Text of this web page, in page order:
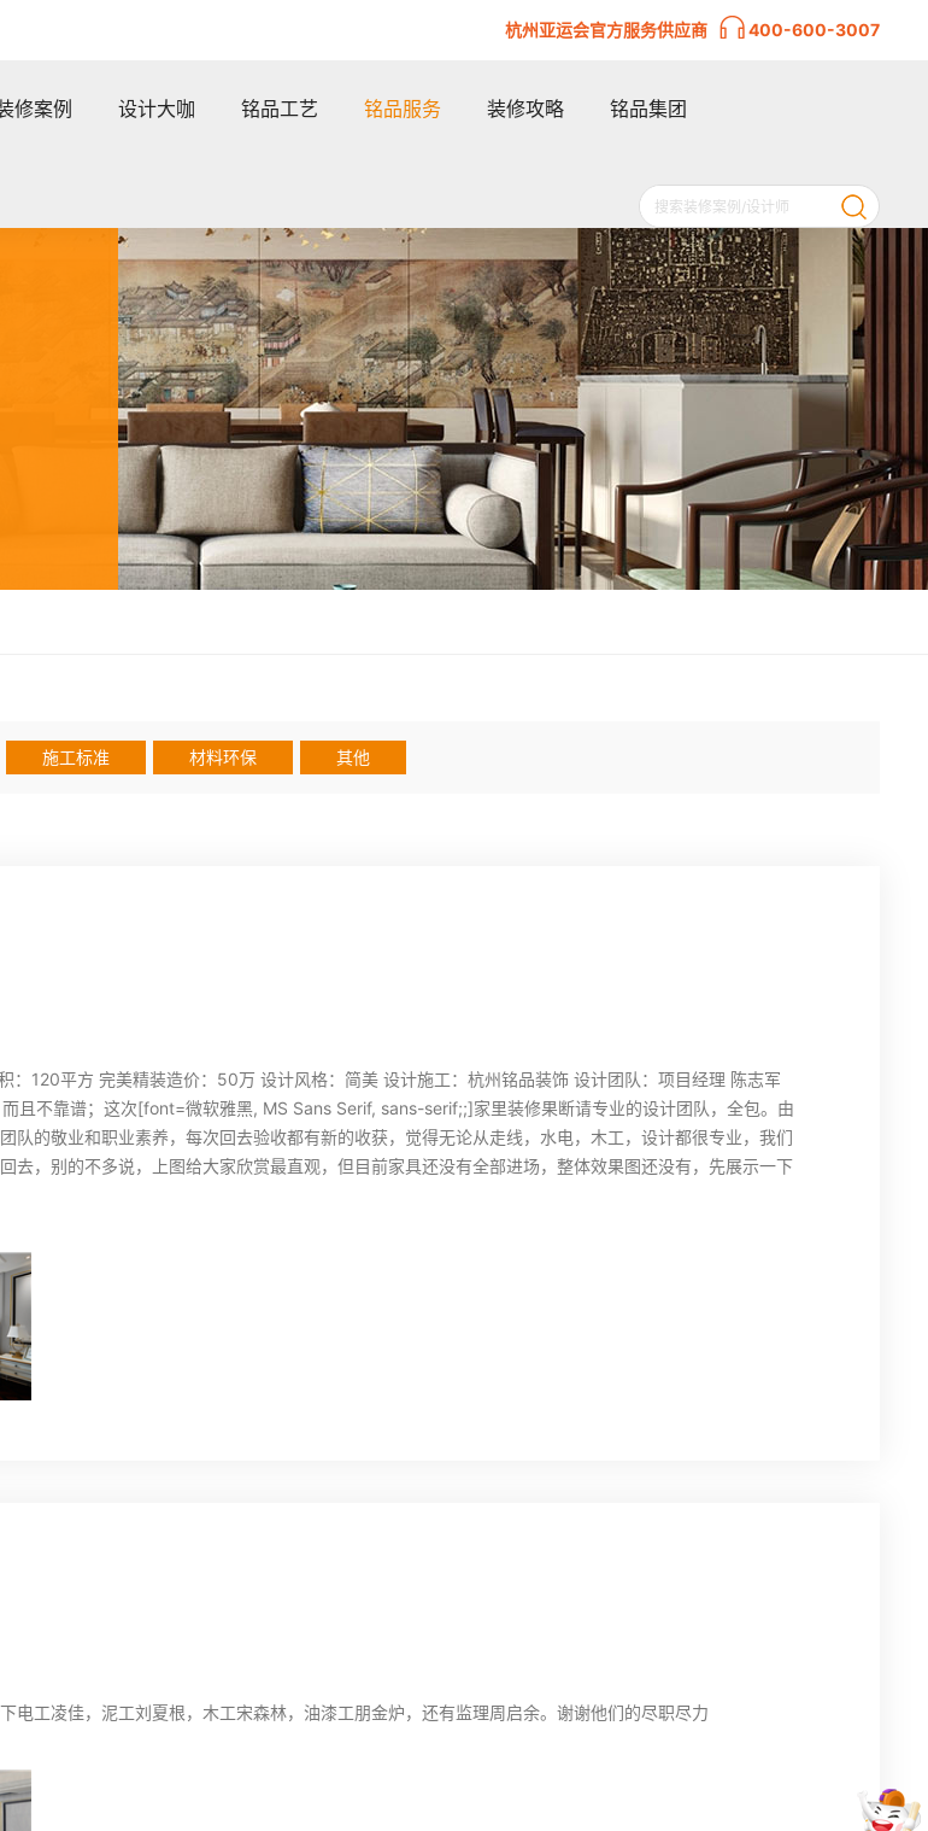
杭州亚运会官方服务供应商 400-600-3007
修案例 设计大咖 铭品工艺 铭品服务 装修攻略 铭品集团
施工标准 材料环保 其他
120平方 完美精装造价：50万 设计风格：简美 设计施工：杭州铭品装饰 设计团队：项目经理 陈志军
且不靠谱；这次[font=微软雅黑, MS Sans Serif, sans-serif;;]家里装修果断请专业的设计团队，全包。由
队的敬业和职业素养，每次回去验收都有新的收获，觉得无论从走线，水电，木工，设计都很专业，我们
去，别的不多说，上图给大家欣赏最直观，但目前家具还没有全部进场，整体效果图还没有，先展示一下
工凌佳，泥工刘夏根，木工宋森林，油漆工朋金炉，还有监理周启余。谢谢他们的尽职尽力